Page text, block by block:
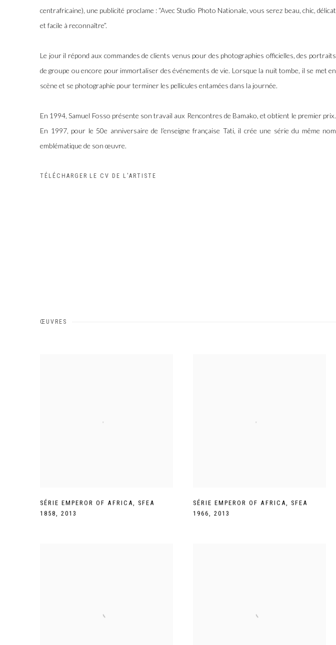
centrafricaine), une publicité proclame : “Avec Studio Photo Nationale, vous serez beau, chic, délicat
et facile à reconnaître”.
Le jour il répond aux commandes de clients venus pour des photographies officielles, des portraits
de groupe ou encore pour immortaliser des événements de vie. Lorsque la nuit tombe, il se met en
scène et se photographie pour terminer les pellicules entamées dans la journée.
En 1994, Samuel Fosso présente son travail aux Rencontres de Bamako, et obtient le premier prix.
En 1997, pour le 50e anniversaire de l’enseigne française Tati, il crée une série du même nom
emblématique de son œuvre.
TÉLÉCHARGER LE CV DE L'ARTISTE
ŒUVRES
SÉRIE EMPEROR OF AFRICA , SFEA
1858 ,2013
SÉRIE EMPEROR OF AFRICA , SFEA
1966 ,2013